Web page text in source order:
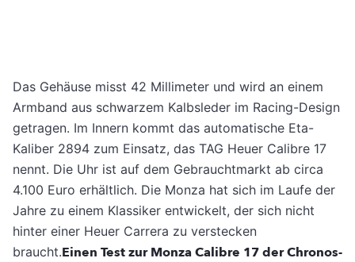
Das Gehäuse misst 42 Millimeter und wird an einem
Armband aus schwarzem Kalbsleder im Racing-Design
getragen. Im Innern kommt das automatische Eta-
Kaliber 2894 zum Einsatz, das TAG Heuer Calibre 17
nennt. Die Uhr ist auf dem Gebrauchtmarkt ab circa
4.100 Euro erhältlich. Die Monza hat sich im Laufe der
Jahre zu einem Klassiker entwickelt, der sich nicht
hinter einer Heuer Carrera zu verstecken
braucht.Einen Test zur Monza Calibre 17 der Chronos-